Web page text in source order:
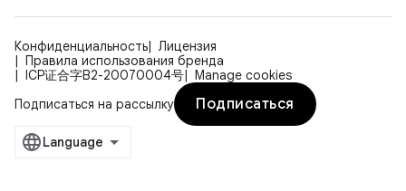
Конфиденциальность
Лицензия
Правила использования бренда
ICP证合字B2-20070004号
Manage cookies
Подписаться на рассылку
Подписаться